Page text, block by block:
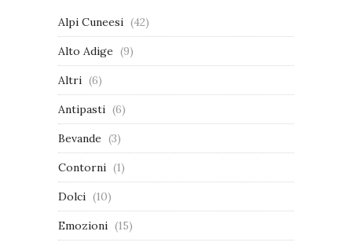
Alpi Cuneesi (42)
Alto Adige (9)
Altri (6)
Antipasti (6)
Bevande (3)
Contorni (1)
Dolci (10)
Emozioni (15)